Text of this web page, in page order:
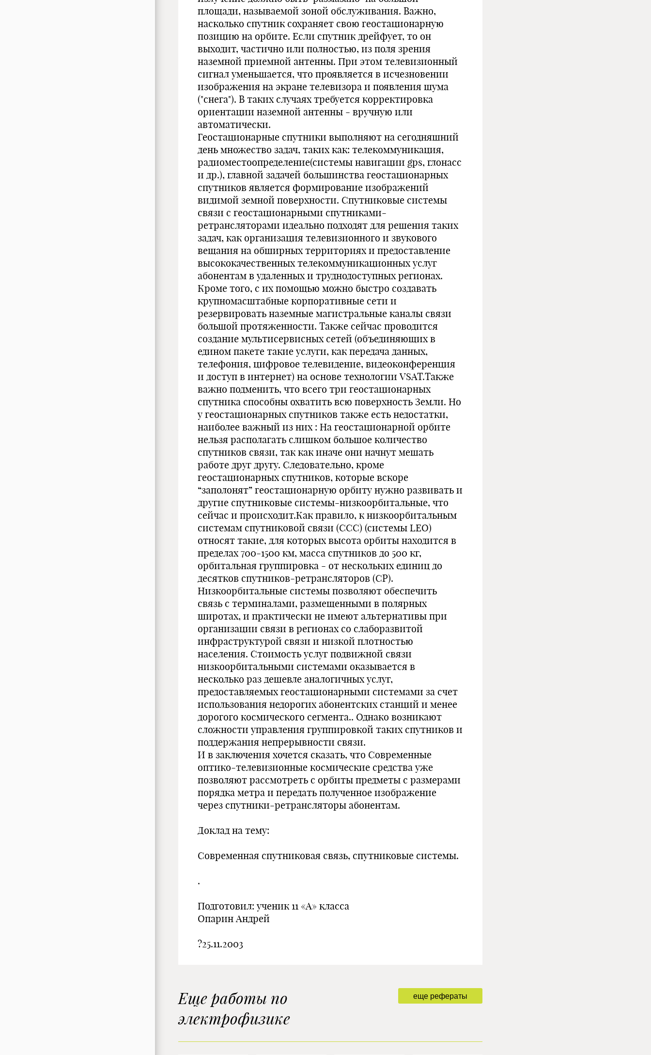
площади, называемой зоной обслуживания. Важно,
насколько спутник сохраняет свою геостационарную
позицию на орбите. Если спутник дрейфует, то он
выходит, частично или полностью, из поля зрения
наземной приемной антенны. При этом телевизионный
сигнал уменьшается, что проявляется в исчезновении
изображения на экране телевизора и появления шума
("снега"). В таких случаях требуется корректировка
ориентации наземной антенны - вручную или
автоматически.
Геостационарные спутники выполняют на сегодняшний
день множество задач, таких как: телекоммуникация,
радиоместоопределение(системы навигации gps, глонасс
и др.), главной задачей большинства геостационарных
спутников является формирование изображений
видимой земной поверхности. Спутниковые системы
связи с геостационарными спутниками-
ретрансляторами идеально подходят для решения таких
задач, как организация телевизионного и звукового
вещания на обширных территориях и предоставление
высококачественных телекоммуникационных услуг
абонентам в удаленных и труднодоступных регионах.
Кроме того, с их помощью можно быстро создавать
крупномасштабные корпоративные сети и
резервировать наземные магистральные каналы связи
большой протяженности. Также сейчас проводится
создание мультисервисных сетей (объединяющих в
едином пакете такие услуги, как передача данных,
телефония, цифровое телевидение, видеоконференция
и доступ в интернет) на основе технологии VSAT.Также
важно подменить, что всего три геостационарных
спутника способны охватить всю поверхность Земли. Но
у геостационарных спутников также есть недостатки,
наиболее важный из них : На геостационарной орбите
нельзя располагать слишком большое количество
спутников связи, так как иначе они начнут мешать
работе друг другу. Следовательно, кроме
геостационарных спутников, которые вскоре
“заполонят” геостационарную орбиту нужно развивать и
другие спутниковые системы-низкоорбитальные, что
сейчас и происходит.Как правило, к низкоорбитальным
системам спутниковой связи (ССС) (системы LEO)
относят такие, для которых высота орбиты находится в
пределах 700-1500 км, масса спутников до 500 кг,
орбитальная группировка - от нескольких единиц до
десятков спутников-ретрансляторов (СР).
Низкоорбитальные системы позволяют обеспечить
связь с терминалами, размещенными в полярных
широтах, и практически не имеют альтернативы при
организации связи в регионах со слаборазвитой
инфраструктурой связи и низкой плотностью
населения. Стоимость услуг подвижной связи
низкоорбитальными системами оказывается в
несколько раз дешевле аналогичных услуг,
предоставляемых геостационарными системами за счет
использования недорогих абонентских станций и менее
дорогого космического сегмента.. Однако возникают
сложности управления группировкой таких спутников и
поддержания непрерывности связи.
И в заключения хочется сказать, что Современные
оптико-телевизионные космические средства уже
позволяют рассмотреть с орбиты предметы с размерами
порядка метра и передать полученное изображение
через спутники-ретрансляторы абонентам.
Доклад на тему:
Современная спутниковая связь, спутниковые системы.
.
Подготовил: ученик 11 «А» класса
Опарин Андрей
?25.11.2003
еще рефераты
Еще работы по
электрофизике